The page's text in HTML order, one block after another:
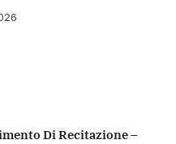
Di Recitazione –